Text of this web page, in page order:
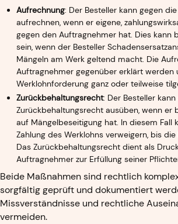
Aufrechnung: Der Besteller kann gegen
aufrechnen, wenn er eigene,
gegen den Auftragnehmer hat. Dies kann
sein, wenn der Besteller
Mängeln am Werk geltend macht. Die
Auftragnehmer gegenüber erklärt werden
Werklohnforderung ganz oder teilweise
Zurückbehaltungsrecht: Der Besteller kann
Zurückbehaltungsrecht ausüben, wenn er
auf Mängelbeseitigung hat. In diesem Fall
Zahlung des Werklohns verweigern, bis
Das Zurückbehaltungsrecht dient als
Auftragnehmer zur Erfüllung seiner
Beide Maßnahmen sind rechtlich
sorgfältig geprüft und dokumentiert
Missverständnisse und rechtliche
vermeiden.